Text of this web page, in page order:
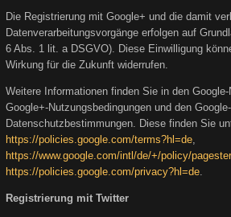
Die Registrierung mit Google+ und die damit
Datenverarbeitungsvorgänge erfolgen auf
6 Abs. 1 lit. a DSGVO). Diese Einwilligung
Wirkung für die Zukunft widerrufen.
Weitere Informationen finden Sie in den
Google+-Nutzungsbedingungen und den Google-
Datenschutzbestimmungen. Diese finden Sie
https://policies.google.com/terms?hl=de,
https://www.google.com/intl/de/+/policy/
https://policies.google.com/privacy?hl=de.
Registrierung mit Twitter